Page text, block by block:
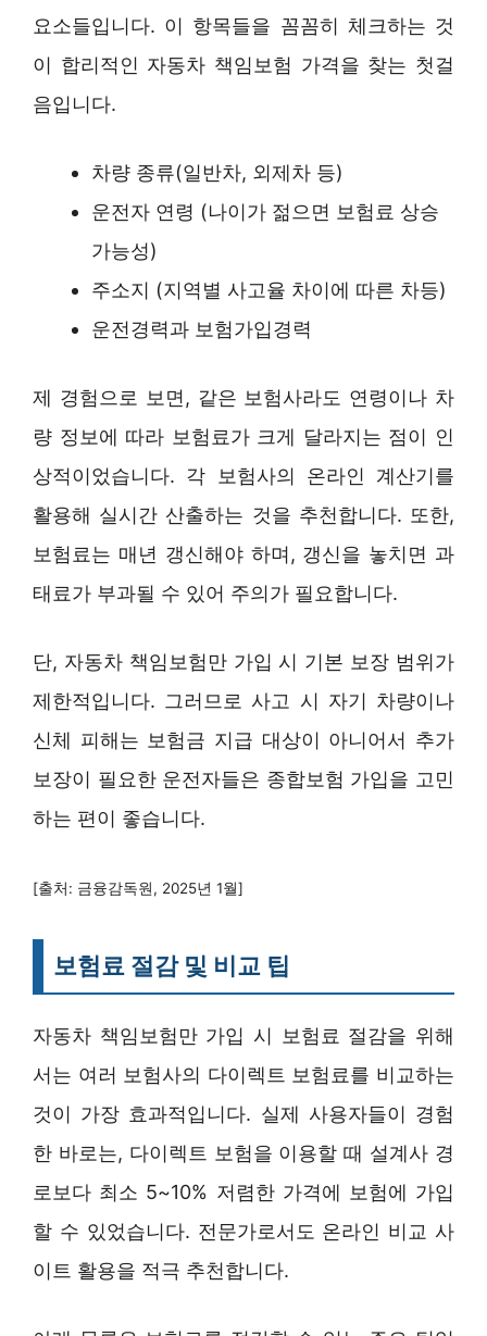
요소들입니다. 이 항목들을 꼼꼼히 체크하는 것
이 합리적인 자동차 책임보험 가격을 찾는 첫걸
음입니다.
차량 종류(일반차, 외제차 등)
운전자 연령 (나이가 젊으면 보험료 상승
가능성)
주소지 (지역별 사고율 차이에 따른 차등)
운전경력과 보험가입경력
제 경험으로 보면, 같은 보험사라도 연령이나 차
량 정보에 따라 보험료가 크게 달라지는 점이 인
상적이었습니다. 각 보험사의 온라인 계산기를
활용해 실시간 산출하는 것을 추천합니다. 또한,
보험료는 매년 갱신해야 하며, 갱신을 놓치면 과
태료가 부과될 수 있어 주의가 필요합니다.
단, 자동차 책임보험만 가입 시 기본 보장 범위가
제한적입니다. 그러므로 사고 시 자기 차량이나
신체 피해는 보험금 지급 대상이 아니어서 추가
보장이 필요한 운전자들은 종합보험 가입을 고민
하는 편이 좋습니다.
[출처: 금융감독원, 2025년 1월]
보험료 절감 및 비교 팁
자동차 책임보험만 가입 시 보험료 절감을 위해
서는 여러 보험사의 다이렉트 보험료를 비교하는
것이 가장 효과적입니다. 실제 사용자들이 경험
한 바로는, 다이렉트 보험을 이용할 때 설계사 경
로보다 최소 5~10% 저렴한 가격에 보험에 가입
할 수 있었습니다. 전문가로서도 온라인 비교 사
이트 활용을 적극 추천합니다.